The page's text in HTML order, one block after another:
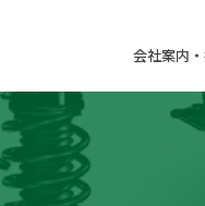
会社案内